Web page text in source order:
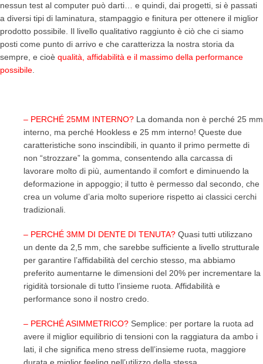
nessun test al computer può darti… e quindi, dai progetti, si è passati
a diversi tipi di laminatura, stampaggio e finitura per ottenere il miglior
prodotto possibile. Il livello qualitativo raggiunto è ciò che ci siamo
posti come punto di arrivo e che caratterizza la nostra storia da
sempre, e cioè qualità, affidabilità e il massimo della performance
possibile
– PERCHÉ 25MM INTERNO? La domanda non è perché 25 mm
interno, ma perché Hookless e 25 mm interno! Queste due
caratteristiche sono inscindibili, in quanto il primo permette di
non “strozzare” la gomma, consentendo alla carcassa di
lavorare molto di più, aumentando il comfort e diminuendo la
deformazione in appoggio; il tutto è permesso dal secondo, che
crea un volume d’aria molto superiore rispetto ai classici cerchi
tradizionali.
– PERCHÉ 3MM DI DENTE DI TENUTA? Quasi tutti utilizzano
un dente da 2,5 mm, che sarebbe sufficiente a livello strutturale
per garantire l’affidabilità del cerchio stesso, ma abbiamo
preferito aumentarne le dimensioni del 20% per incrementare la
rigidità torsionale di tutto l’insieme ruota. Affidabilità e
performance sono il nostro credo.
– PERCHÉ ASIMMETRICO? Semplice: per portare la ruota ad
avere il miglior equilibrio di tensioni con la raggiatura da ambo i
lati, il che significa meno stress dell’insieme ruota, maggiore